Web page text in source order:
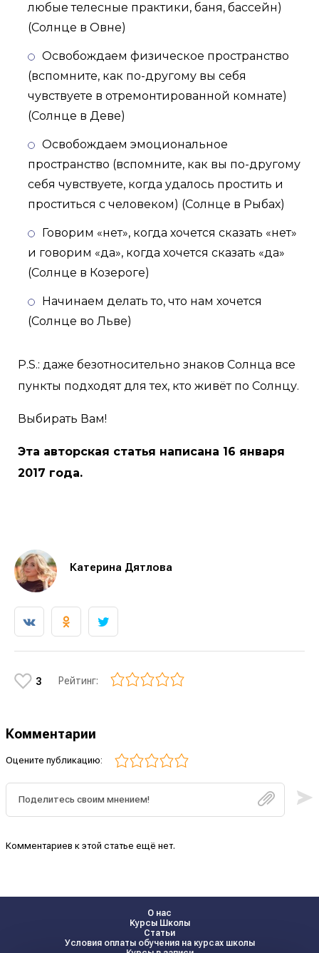
любые телесные практики, баня, бассейн)
(Солнце в Овне)
Освобождаем физическое пространство
(вспомните, как по-другому вы себя
чувствуете в отремонтированной комнате)
(Солнце в Деве)
Освобождаем эмоциональное
пространство (вспомните, как вы по-другому
себя чувствуете, когда удалось простить и
проститься с человеком) (Солнце в Рыбах)
Говорим «нет», когда хочется сказать «нет»
и говорим «да», когда хочется сказать «да»
(Солнце в Козероге)
Начинаем делать то, что нам хочется
(Солнце во Льве)
P.S.: даже безотносительно знаков Солнца все
пункты подходят для тех, кто живёт по Солнцу.
Выбирать Вам!
Эта авторская статья написана 16 января
2017 года.
Катерина Дятлова
3 Рейтинг:
Комментарии
Оцените публикацию:
Комментариев к этой статье ещё нет.
О нас
Курсы Школы
Статьи
Условия оплаты обучения на курсах школы